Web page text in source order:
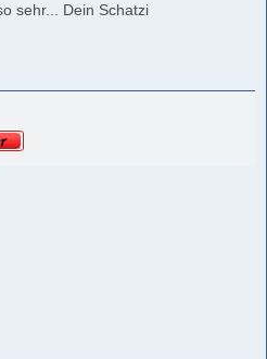
sehr... Dein Schatzi